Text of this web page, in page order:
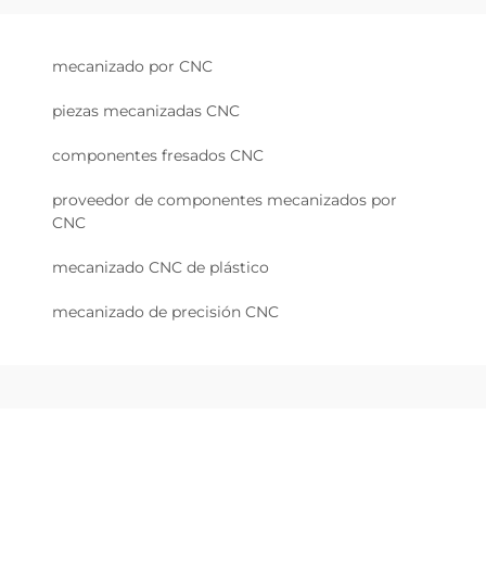
mecanizado por CNC
piezas mecanizadas CNC
componentes fresados CNC
proveedor de componentes mecanizados por
CNC
mecanizado CNC de plástico
mecanizado de precisión CNC